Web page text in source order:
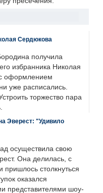
Сердюкова
получила
избранника Николая
оформлением
уже расписались.
торжество пара
Эверест: "Удивило
осуществила свою
Она делилась, с
пришлось столкнуться
оказался
представителями шоу-